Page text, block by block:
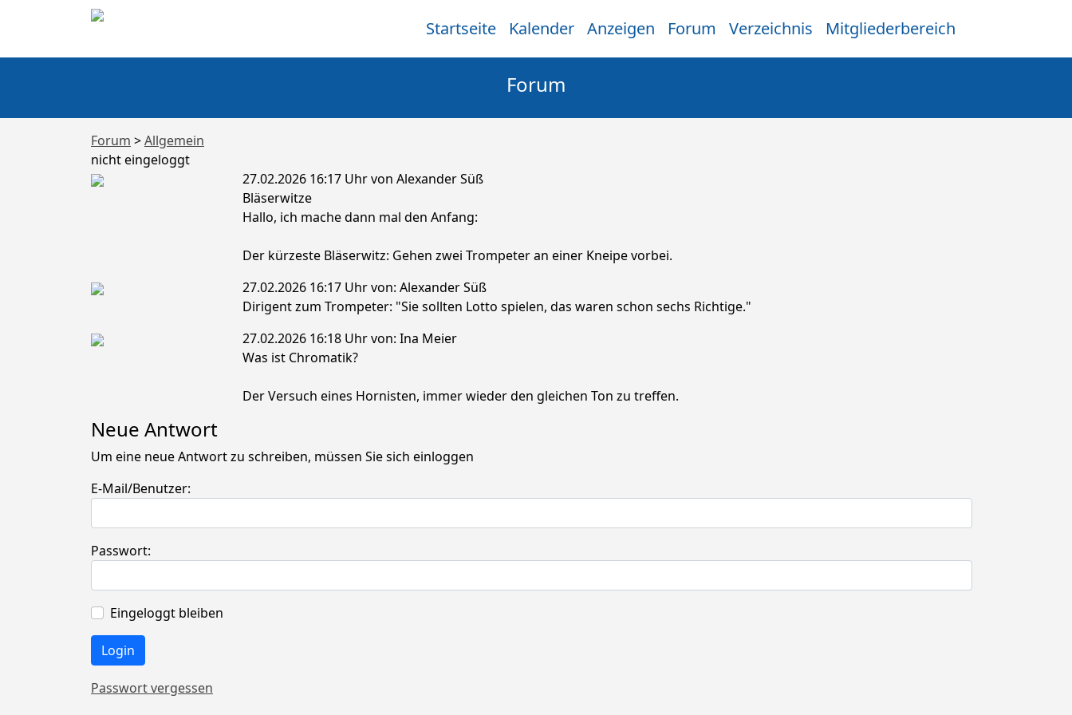
Startseite Kalender Anzeigen Forum Verzeichnis Mitgliederbereich
Forum
Forum >Allgemein
nicht eingeloggt
27.02.2026 16:17 Uhr von Alexander Süß
Bläserwitze
Hallo, ich mache dann mal den Anfang:
Der kürzeste Bläserwitz: Gehen zwei Trompeter an einer Kneipe vorbei.
27.02.2026 16:17 Uhr von: Alexander Süß
Dirigent zum Trompeter: "Sie sollten Lotto spielen, das waren schon sechs Richtige."
27.02.2026 16:18 Uhr von: Ina Meier
Was ist Chromatik?
Der Versuch eines Hornisten, immer wieder den gleichen Ton zu treffen.
Neue Antwort
Um eine neue Antwort zu schreiben, müssen Sie sich einloggen
E-Mail/Benutzer:
Passwort:
Eingeloggt bleiben
Passwort vergessen